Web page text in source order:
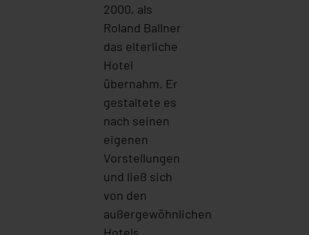
2000, als
Roland Ballner
das elterliche
Hotel
übernahm. Er
gestaltete es
nach seinen
eigenen
Vorstellungen
und ließ sich
von den
außergewöhnlichen
Hotels